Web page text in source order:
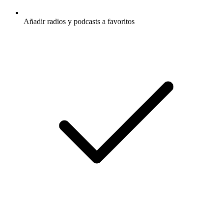
Añadir radios y podcasts a favoritos